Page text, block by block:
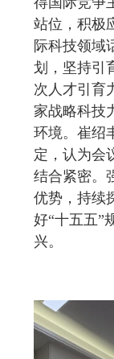
站位，积极
际科技领域
划，坚持引
次人才引育
家战略科技
环境。崔绍
定，认为会
结合紧密。
优势，持续
好“十五五”
兴。